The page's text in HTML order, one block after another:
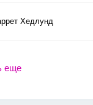
Хедлунд
еще